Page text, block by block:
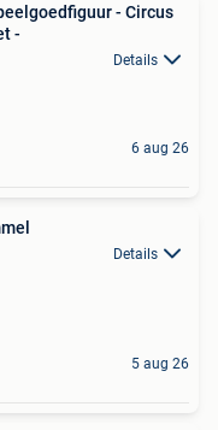
- Circus
-
Details
6 aug 26
Details
5 aug 26